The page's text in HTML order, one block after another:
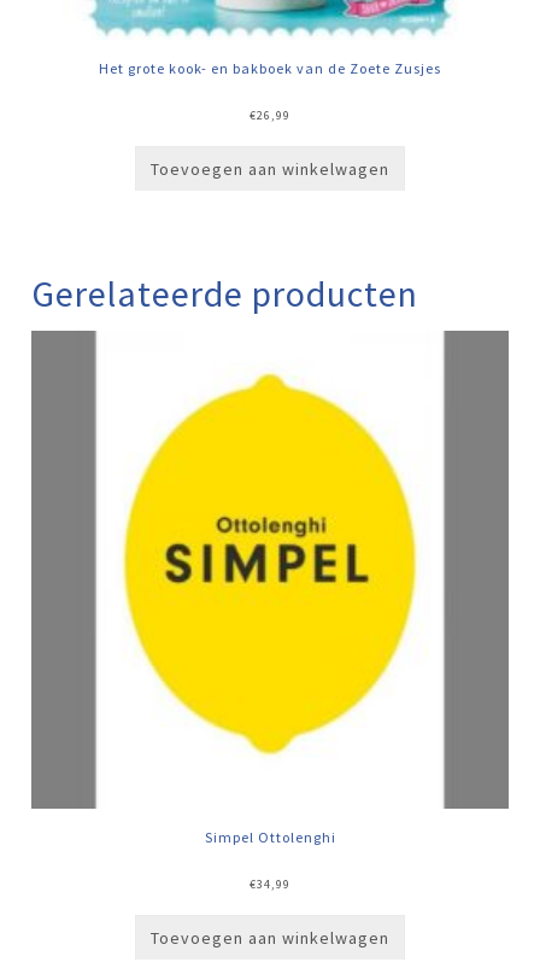
Het grote kook- en bakboek van de Zoete Zusjes
€26,99
Toevoegen aan winkelwagen
Gerelateerde producten
Simpel Ottolenghi
€34,99
Toevoegen aan winkelwagen